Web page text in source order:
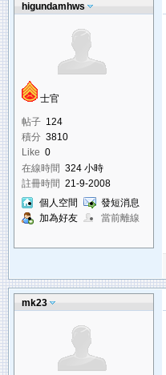
higundamhws
士官
帖子 124
積分 3810
Like 0
在線時間 324 小時
註冊時間 21-9-2008
個人空間
發短消息
加為好友
當前離線
mk23